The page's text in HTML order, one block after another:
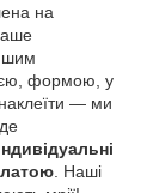
на
формою, у
— ми
. Наші